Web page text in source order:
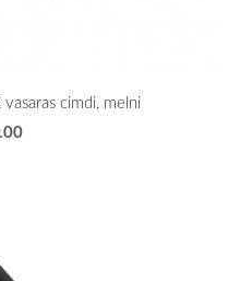
cimdi, melni